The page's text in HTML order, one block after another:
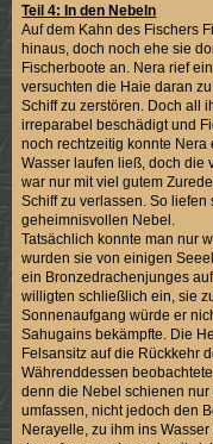
Teil 4: In den Nebeln
Auf dem Kahn des Fischers
hinaus, doch noch ehe sie
Fischerboote an. Nera rief
versuchten die Haie daran
Schiff zu zerstören. Doch all
irreparabel beschädigt und
noch rechtzeitig konnte
Wasser laufen ließ, doch die
war nur mit viel gutem
Schiff zu verlassen. So
geheimnisvollen Nebel.
Tatsächlich konnte man nur
wurden sie von einigen
ein Bronzedrachenjunges
willigten schließlich ein, sie
Sonnenaufgang würde er
Sahugains bekämpfte. Die
Felsansitz auf die Rückkehr
Währenddessen
denn die Nebel schienen
umfassen, nicht jedoch den
Nerayelle, zu ihm ins